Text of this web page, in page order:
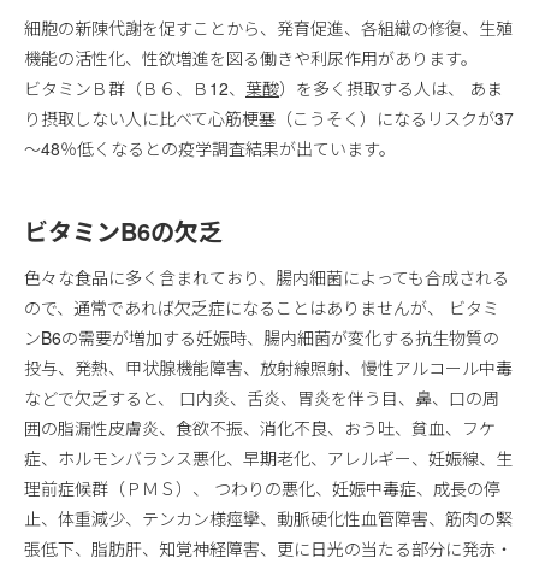
細胞の新陳代謝を促すことから、発育促進、各組織の修復、生殖
機能の活性化、性欲増進を図る働きや利尿作用があります。
ビタミンＢ群（Ｂ６、Ｂ12、 葉酸）を多く摂取する人は、 あま
り摂取しない人に比べて心筋梗塞（こうそく）になるリスクが37
～48％低くなるとの疫学調査結果が出ています。
ビタミンB6の欠乏
色々な食品に多く含まれており、腸内細菌によっても合成される
ので、通常であれば欠乏症になることはありませんが、 ビタミ
ンB6の需要が増加する妊娠時、腸内細菌が変化する抗生物質の
投与、発熱、甲状腺機能障害、放射線照射、慢性アルコール中毒
などで欠乏すると、 口内炎、舌炎、胃炎を伴う目、鼻、口の周
囲の脂漏性皮膚炎、食欲不振、消化不良、おう吐、貧血、フケ
症、ホルモンバランス悪化、早期老化、アレルギー、妊娠線、生
理前症候群（ＰＭＳ）、 つわりの悪化、妊娠中毒症、成長の停
止、体重減少、テンカン様痙攣、動脈硬化性血管障害、筋肉の緊
張低下、脂肪肝、知覚神経障害、更に日光の当たる部分に発赤・